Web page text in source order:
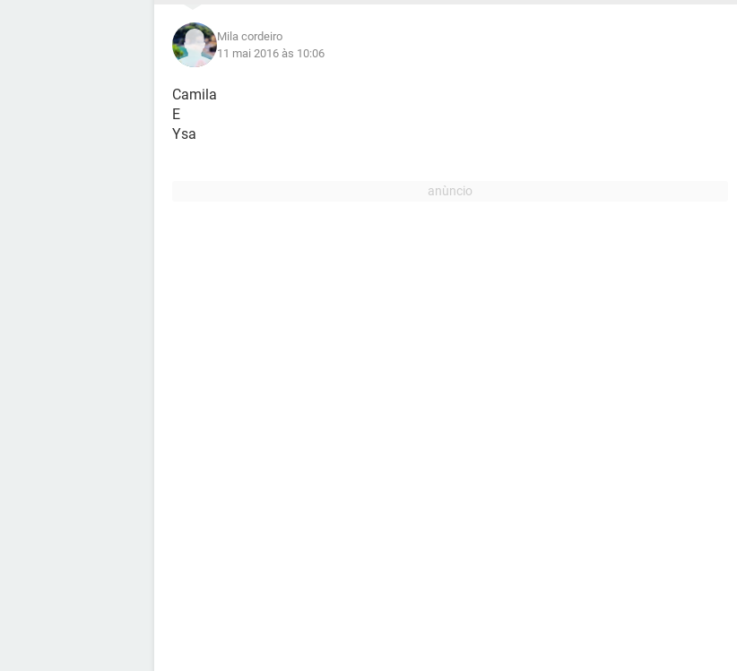
Mila cordeiro
11 mai 2016 às 10:06
Camila
E
Ysa